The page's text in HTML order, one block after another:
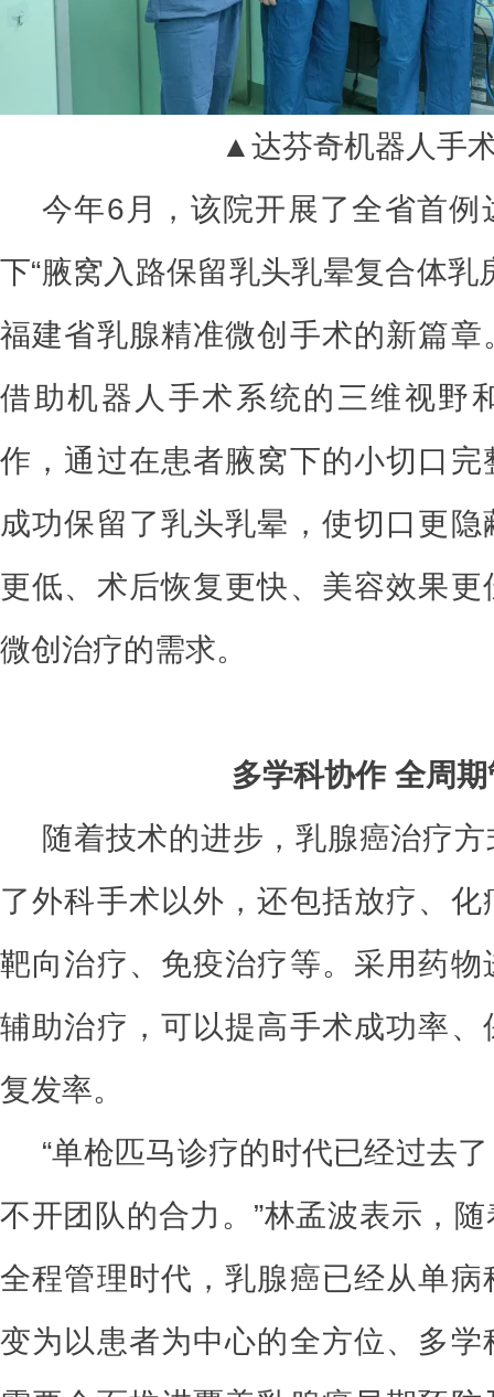
▲达芬奇机器人手
今年6月，该院开展了全省首例
下“腋窝入路保留乳头乳晕复合体乳
福建省乳腺精准微创手术的新篇
借助机器人手术系统的三维视野
作，通过在患者腋窝下的小切口
成功保留了乳头乳晕，使切口更
更低、术后恢复更快、美容效果
微创治疗的需求。
多学科协作 全周
随着技术的进步，乳腺癌治疗
了外科手术以外，还包括放疗、
靶向治疗、免疫治疗等。采用药
辅助治疗，可以提高手术成功率
复发率。
“单枪匹马诊疗的时代已经过去
不开团队的合力。”林孟波表示，
全程管理时代，乳腺癌已经从单
变为以患者为中心的全方位、多